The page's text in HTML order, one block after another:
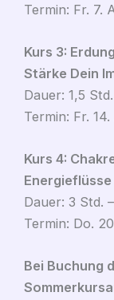
Termin: Fr. 7.
Kurs 3: Erdung
Stärke Dein
Dauer: 1,5
Termin: Fr.
Kurs 4:
Energieflüsse
Dauer: 3 Std.
Termin: Do.
Bei Buchung